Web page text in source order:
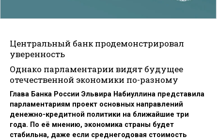
Центральный банк продемонстрировал
уверенность
Однако парламентарии видят будущее
отечественной экономики по-разному
Глава Банка России Эльвира Набиуллина представила
парламентариям проект основных направлений
денежно-кредитной политики на ближайшие три
года. По её мнению, экономика страны будет
стабильна, даже если среднегодовая стоимость